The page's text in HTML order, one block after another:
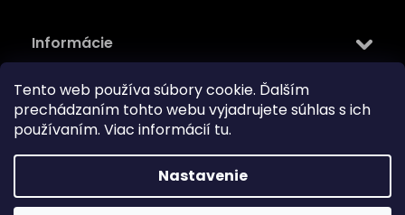
Tento web používa súbory cookie. Ďalším
prechádzaním tohto webu vyjadrujete súhlas s ich
používaním. Viac informácií tu.
Nastavenie
Informácie
Kontakt
Kamenná predajňa
O nás
Blog
Obchodné podmienky
Zásady používania súborov cookie